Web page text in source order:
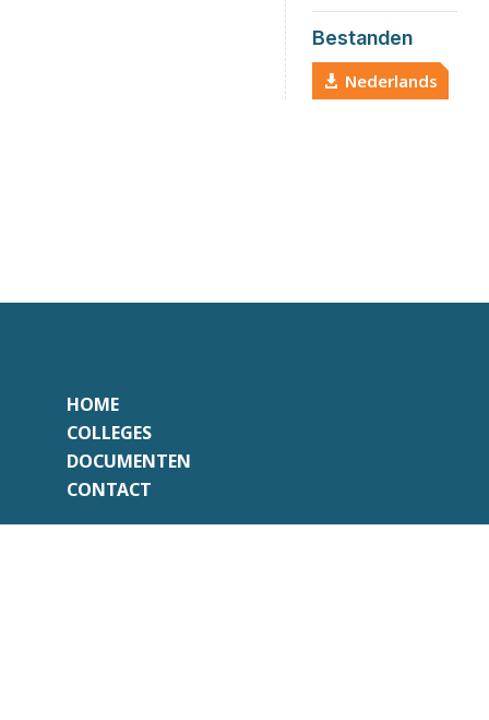
Bestanden
Nederlands
HOME
COLLEGES
DOCUMENTEN
CONTACT